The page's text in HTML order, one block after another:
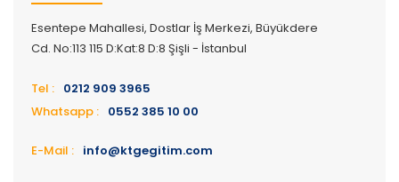
Esentepe Mahallesi, Dostlar İş Merkezi, Büyükdere
Cd. No:113 115 D:Kat:8 D:8 Şişli - İstanbul
Tel : 0212 909 3965
Whatsapp : 0552 385 10 00
E-Mail : info@ktgegitim.com